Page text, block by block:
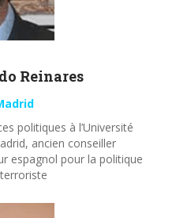
Reinares
politiques à l’Université
ancien conseiller
espagnol pour la politique